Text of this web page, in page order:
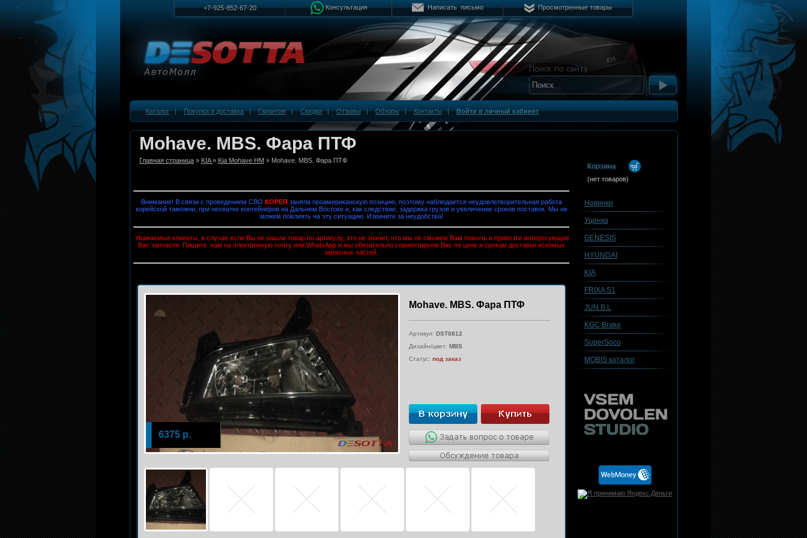
+7-925-852-67-20 Консультация Написать письмо Просмотренные товары
Каталог|Покупка и доставка|Гарантия|Скидки|Отзывы|Обзоры|Контакты|Войти в личный кабинет
Mohave. MBS. Фара ПТФ
Главная страница » KIA» Kia Mohave HM » Mohave. MBS. Фара ПТФ
Внимание! В связи с проведением СВО КОРЕЯзаняла проамериканскую позицию, поэтому наблюдается неудовлетворительная работа
корейской таможни, при нехватке контейнеров на Дальнем Востоке и, как следствие, задержка грузов и увеличение сроков поставок. Мы не
можем повлиять на эту ситуацию. Извините за неудобства!
Уважаемые клиенты, в случае если Вы не нашли товар по артикулу, это не значит, что мы не сможем Вам помочь и привезти интересующие
Вас запчасти. Пишите нам на электронную почту или WhatsApp и мы обязательно сориентируем Вас по цене и срокам доставки искомых
запасных частей.
6375 р.
Mohave. MBS. Фара ПТФ
Артикул: DST0812
Дизайн/цвет: MBS
Статус: под заказ
Корзина
(нет товаров)
Новинки
Уценка
GENESIS
HYUNDAI
KIA
FRIXA S1
JUN.B.L
KGC Brake
SuperSoco
MOBIS каталог